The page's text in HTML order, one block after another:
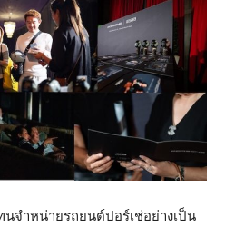
นจำหน่ายรถยนต์ปอร์เช่อย่างเป็น